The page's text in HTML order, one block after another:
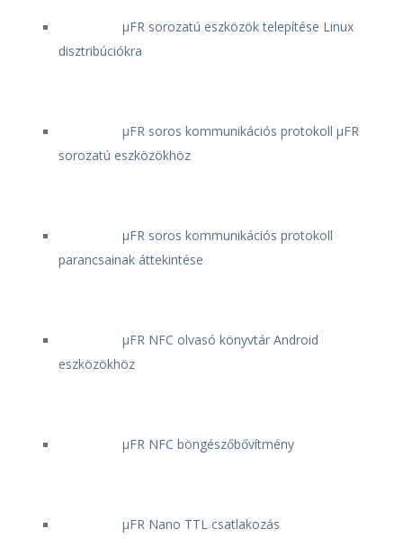
μFR sorozatú eszközök telepítése Linux
disztribúciókra
μFR soros kommunikációs protokoll μFR
sorozatú eszközökhöz
μFR soros kommunikációs protokoll
parancsainak áttekintése
μFR NFC olvasó könyvtár Android
eszközökhöz
μFR NFC böngészőbővítmény
μFR Nano TTL csatlakozás